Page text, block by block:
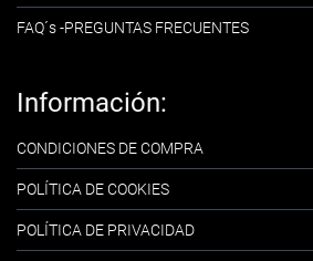
FAQ´s -PREGUNTAS FRECUENTES
Información:
CONDICIONES DE COMPRA
POLÍTICA DE COOKIES
POLÍTICA DE PRIVACIDAD